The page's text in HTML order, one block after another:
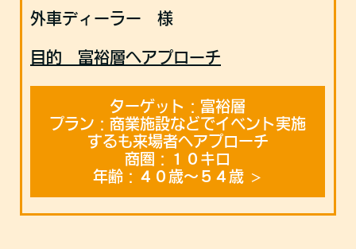
外車ディーラー 様
目的 富裕層へアプローチ
ターゲット：富裕層
プラン：商業施設などでイベント実施
するも来場者へアプローチ
商圏：１０キロ
年齢：４０歳〜５４歳